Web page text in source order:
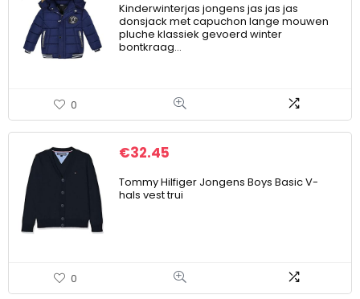
Kinderwinterjas jongens jas jas jas
donsjack met capuchon lange mouwen
pluche klassiek gevoerd winter
bontkraag…
0
€32.45
Tommy Hilfiger Jongens Boys Basic V-
hals vest trui
0